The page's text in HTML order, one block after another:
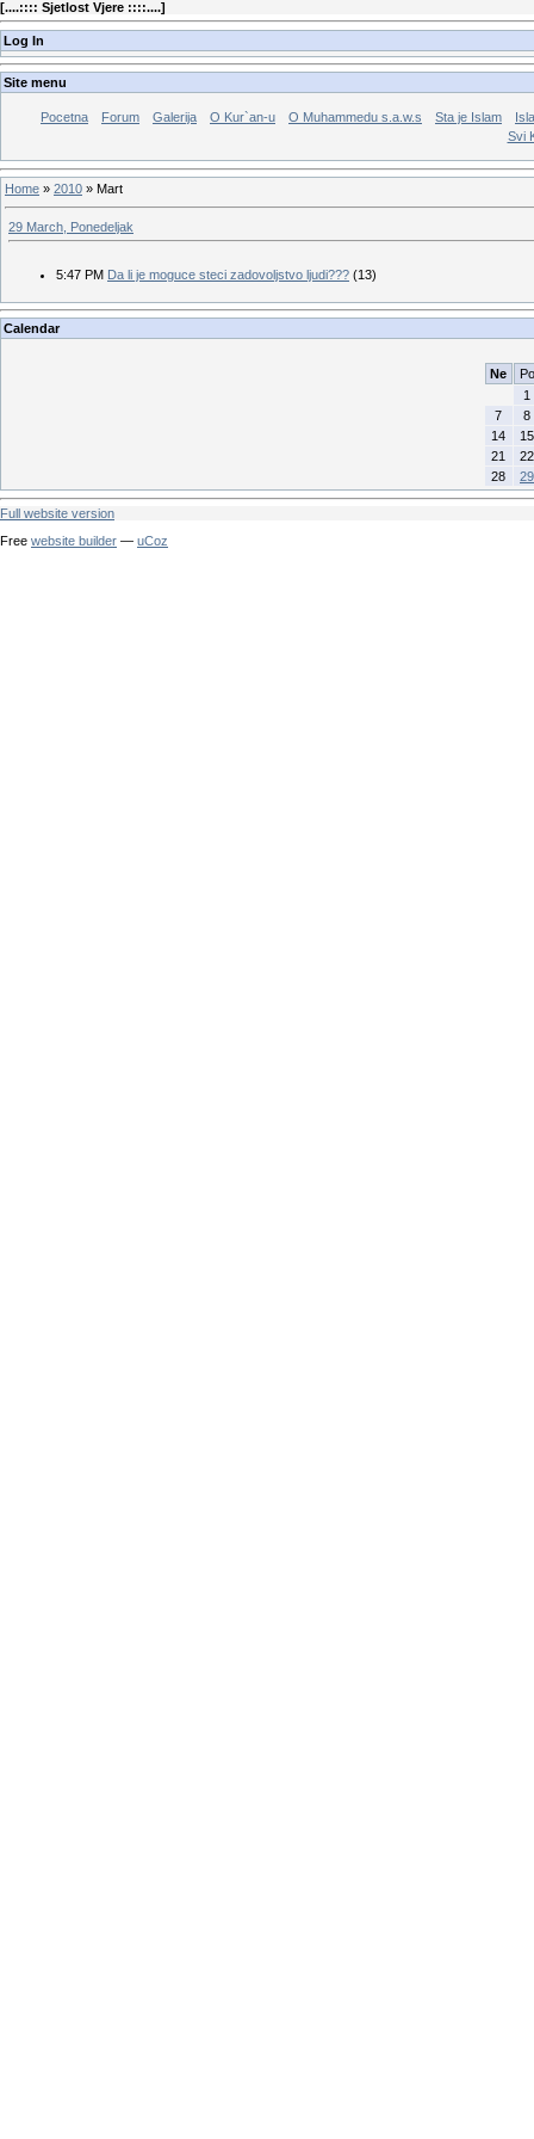
[....:::: Sjetlost Vjere ::::....]
Log In
Site menu
Pocetna Forum Galerija O Kur`an-u O Muhammedu s.a.w.s Sta je Islam
Svi
Home » 2010 » Mart
29 March, Ponedeljak
5:47 PM Da li je moguce steci zadovoljstvo ljudi??? (13)
Calendar
Ne
Po
1
7
8
14
15
21
22
28
29
Full website version
Free website builder — uCoz